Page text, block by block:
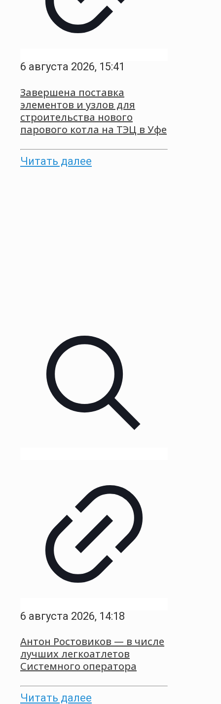
6 августа 2026, 15:41
Завершена поставка
элементов и узлов для
строительства нового
парового котла на ТЭЦ в Уфе
Читать далее
6 августа 2026, 14:18
Антон Ростовиков — в числе
лучших легкоатлетов
Системного оператора
Читать далее